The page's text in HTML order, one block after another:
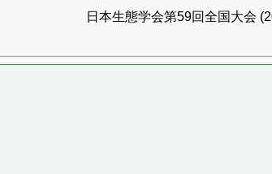
日本生態学会第59回全国大会